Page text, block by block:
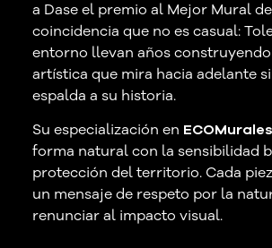
a Dase el premio al Mejor Mural
coincidencia que no es casual:
entorno llevan años
artística que mira hacia adelante
espalda a su historia.
Su especialización en ECOMurales
forma natural con la sensibilidad
protección del territorio. Cada
un mensaje de respeto por la
renunciar al impacto visual.